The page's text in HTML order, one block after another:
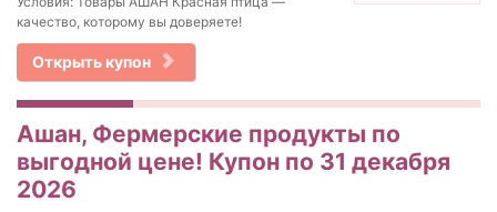
качество, которому вы доверяете!
Открыть купон
Ашан, Фермерские продукты по
выгодной цене! Купон по 31 декабря
2026